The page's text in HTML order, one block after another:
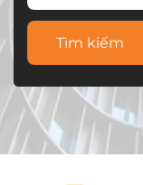
Tìm kiếm